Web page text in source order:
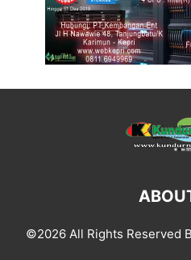
©2026 All Rights Reserved